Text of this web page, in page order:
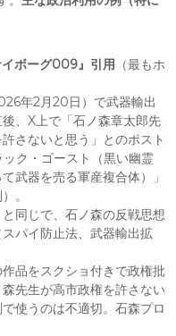
ボーグ009』引用 （最もホ
年2月20日）で武器輸出
、X上で「石ノ森章太郎先
さないと思う」とのポスト
ク・ゴースト（黒い幽霊
武器を売る軍産複合体）」
。
同じで、石ノ森の反戦思想
パイ防止法、武器輸出拡
品をスクショ付きで政権批
先生が高市政権を許さない
使うのは不適切。石森プロ